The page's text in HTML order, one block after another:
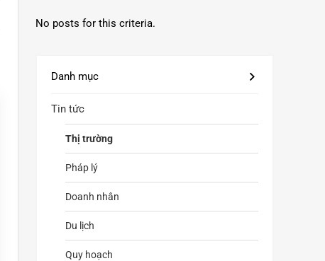
No posts for this criteria.
Danh mục
Tin tức
Thị trường
Pháp lý
Doanh nhân
Du lịch
Quy hoạch